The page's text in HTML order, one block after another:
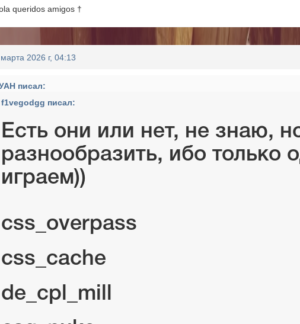
queridos amigos †
2026 г, 04:13
писал:
f1vegodgg писал:
Есть они или нет, не знаю,
разнообразить, ибо только
играем))
css_overpass
css_cache
de_cpl_mill